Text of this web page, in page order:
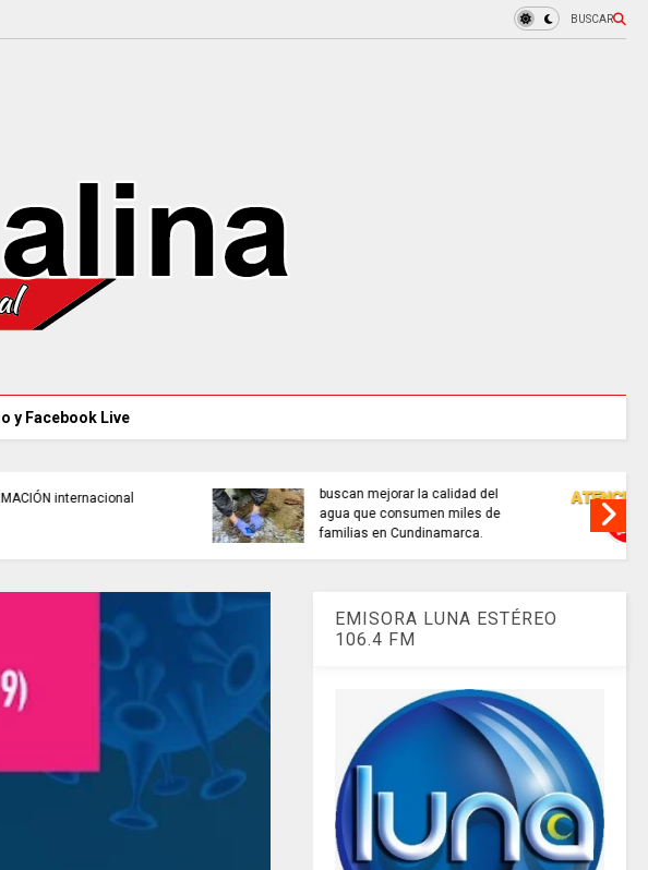
BUSCAR
y Facebook Live
buscan mejorar la calidad del
agua que consumen miles de
TRABAJO....................si hay //
jueves 6 de agosto de 2026
EMISORA LUNA ESTÉREO
106.4 FM